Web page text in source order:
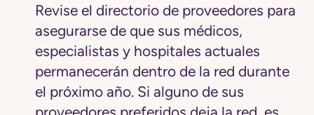
Revise el directorio de proveedores para
asegurarse de que sus médicos,
especialistas y hospitales actuales
permanecerán dentro de la red durante
el próximo año. Si alguno de sus